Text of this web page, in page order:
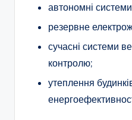
автономні
резервне
сучасні системи
контролю;
утеплення